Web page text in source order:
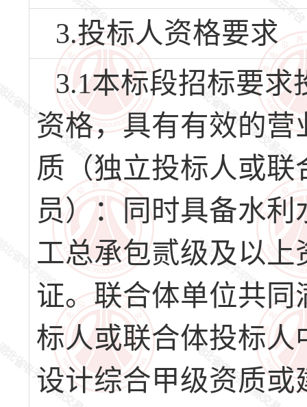
3.投标人资格要求
3.1本标段招标要
资格，具有有效的营
质（独立投标人或
员）：同时具备水
工总承包贰级及以
证。联合体单位共
标人或联合体投标
设计综合甲级资质